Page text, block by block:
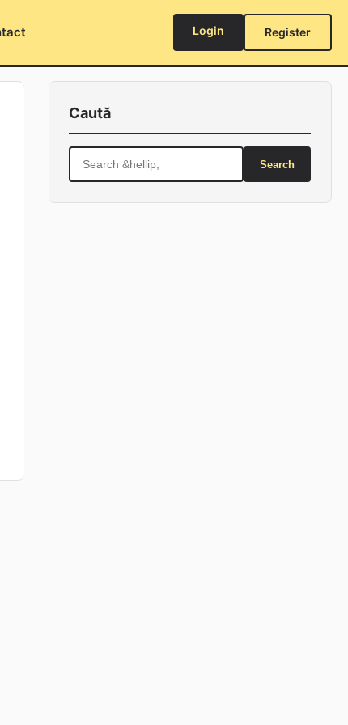
Login Register
Caută
for: